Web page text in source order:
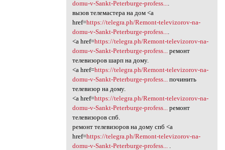
domu-v-Sankt-Peterburge-profess...
вызов телемастера на дом <a
href=https://telegra.ph/Remont-televizorov-na-
domu-v-Sankt-Peterburge-profess...
<a href=https://telegra.ph/Remont-televizorov-na-
domu-v-Sankt-Peterburge-profess...
ремонт
телевизоров шарп на дому.
<a href=https://telegra.ph/Remont-televizorov-na-
domu-v-Sankt-Peterburge-profess...
починить
телевизор на дому.
<a href=https://telegra.ph/Remont-televizorov-na-
domu-v-Sankt-Peterburge-profess...
ремонт
телевизоров спб.
ремонт телевизоров на дому спб <a
href=https://telegra.ph/Remont-televizorov-na-
domu-v-Sankt-Peterburge-profess...